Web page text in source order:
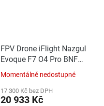
FPV Drone iFlight Nazgul
Evoque F7 O4 Pro BNF
ELRS Dualband Diversity
Momentálně nedostupné
17 300 Kč bez DPH
20 933 Kč